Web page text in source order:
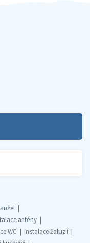
antény
WC
Instalace žaluzií